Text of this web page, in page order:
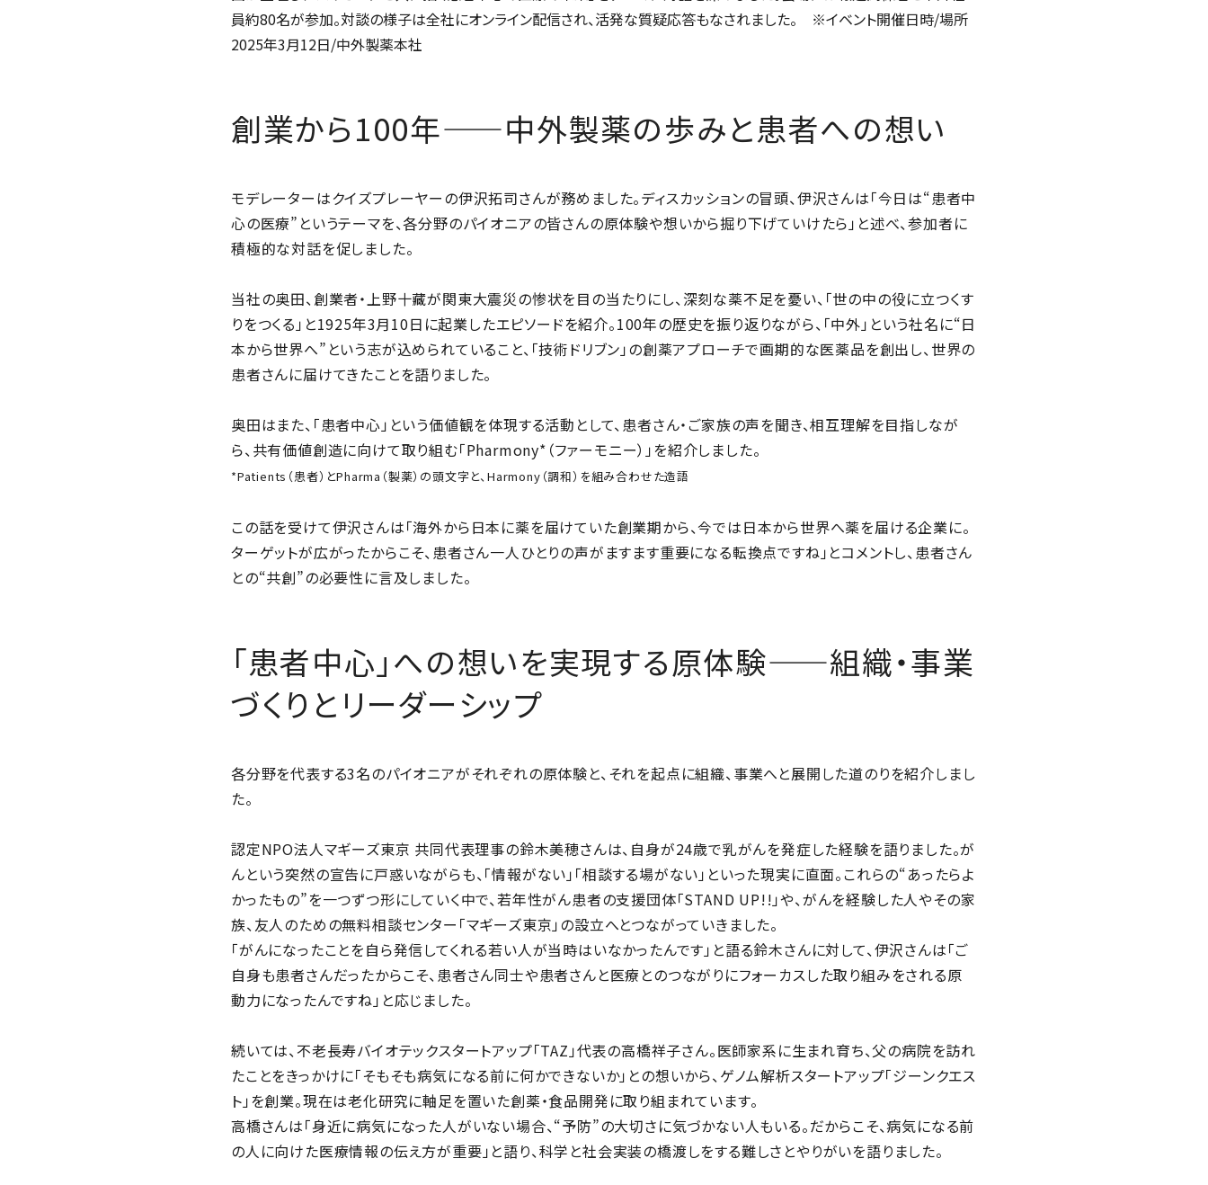
員約80名が参加。対談の様子は全社にオンライン配信され、活発な質疑応答もなされました。 ※イベント開催日時/場所
2025年3月12日/中外製薬本社
創業から100年——中外製薬の歩みと患者への想い
モデレーターはクイズプレーヤーの伊沢拓司さんが務めました。ディスカッションの冒頭、伊沢さんは「今日は“患者中
心の医療”というテーマを、各分野のパイオニアの皆さんの原体験や想いから掘り下げていけたら」と述べ、参加者に
積極的な対話を促しました。
当社の奥田、創業者・上野十藏が関東大震災の惨状を目の当たりにし、深刻な薬不足を憂い、「世の中の役に立つくす
りをつくる」と1925年3月10日に起業したエピソードを紹介。100年の歴史を振り返りながら、「中外」という社名に“日
本から世界へ”という志が込められていること、「技術ドリブン」の創薬アプローチで画期的な医薬品を創出し、世界の
患者さんに届けてきたことを語りました。
奥田はまた、「患者中心」という価値観を体現する活動として、患者さん・ご家族の声を聞き、相互理解を目指しなが
ら、共有価値創造に向けて取り組む「Pharmony*（ファーモニー）」を紹介しました。
*Patients（患者）とPharma（製薬）の頭文字と、Harmony（調和）を組み合わせた造語
この話を受けて伊沢さんは「海外から日本に薬を届けていた創業期から、今では日本から世界へ薬を届ける企業に。
ターゲットが広がったからこそ、患者さん一人ひとりの声がますます重要になる転換点ですね」とコメントし、患者さん
との“共創”の必要性に言及しました。
「患者中心」への想いを実現する原体験——組織・事業
づくりとリーダーシップ
各分野を代表する3名のパイオニアがそれぞれの原体験と、それを起点に組織、事業へと展開した道のりを紹介しまし
た。
認定NPO法人マギーズ東京 共同代表理事の鈴木美穂さんは、自身が24歳で乳がんを発症した経験を語りました。が
んという突然の宣告に戸惑いながらも、「情報がない」「相談する場がない」といった現実に直面。これらの“あったらよ
かったもの”を一つずつ形にしていく中で、若年性がん患者の支援団体「STAND UP!!」や、がんを経験した人やその家
族、友人のための無料相談センター「マギーズ東京」の設立へとつながっていきました。
「がんになったことを自ら発信してくれる若い人が当時はいなかったんです」と語る鈴木さんに対して、伊沢さんは「ご
自身も患者さんだったからこそ、患者さん同士や患者さんと医療とのつながりにフォーカスした取り組みをされる原
動力になったんですね」と応じました。
続いては、不老長寿バイオテックスタートアップ「TAZ」代表の高橋祥子さん。医師家系に生まれ育ち、父の病院を訪れ
たことをきっかけに「そもそも病気になる前に何かできないか」との想いから、ゲノム解析スタートアップ「ジーンクエス
ト」を創業。現在は老化研究に軸足を置いた創薬・食品開発に取り組まれています。
高橋さんは「身近に病気になった人がいない場合、“予防”の大切さに気づかない人もいる。だからこそ、病気になる前
の人に向けた医療情報の伝え方が重要」と語り、科学と社会実装の橋渡しをする難しさとやりがいを語りました。